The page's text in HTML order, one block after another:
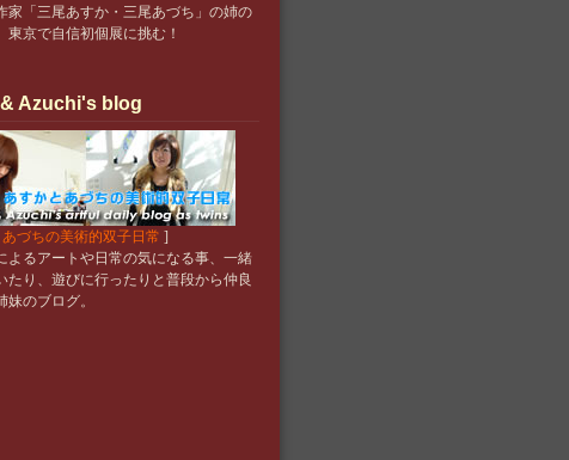
家「三尾あすか・三尾あづち」の姉の
東京で自信初個展に挑む！
Azuchi's blog
づちの美術的双子日常 ]
よるアートや日常の気になる事、一緒
たり、遊びに行ったりと普段から仲良
妹のブログ。